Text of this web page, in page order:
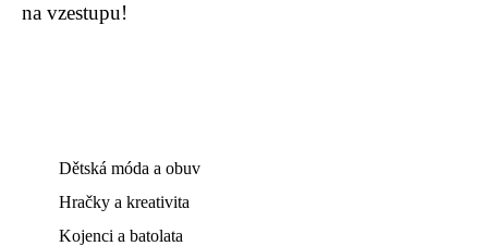
na vzestupu!
Dětská móda a obuv
Hračky a kreativita
Kojenci a batolata